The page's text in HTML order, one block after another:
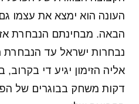
העונה הוא ימצא את עצמו
הבאה. מבחינתם הנבחרת
נבחרות ישראל עד הנבחרת
אליה הזימון יגיע די
דקות משחק בבוגרים של